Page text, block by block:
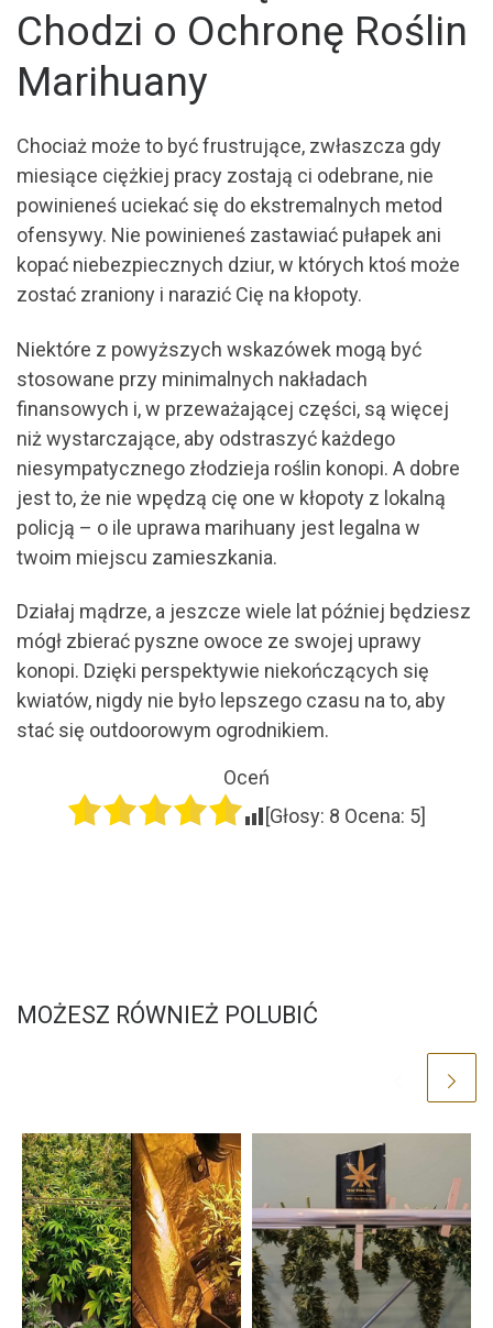
Chodzi o Ochronę Roślin
Marihuany
Chociaż może to być frustrujące, zwłaszcza gdy
miesiące ciężkiej pracy zostają ci odebrane, nie
powinieneś uciekać się do ekstremalnych metod
ofensywy. Nie powinieneś zastawiać pułapek ani
kopać niebezpiecznych dziur, w których ktoś może
zostać zraniony i narazić Cię na kłopoty.
Niektóre z powyższych wskazówek mogą być
stosowane przy minimalnych nakładach
finansowych i, w przeważającej części, są więcej
niż wystarczające, aby odstraszyć każdego
niesympatycznego złodzieja roślin konopi. A dobre
jest to, że nie wpędzą cię one w kłopoty z lokalną
policją – o ile uprawa marihuany jest legalna w
twoim miejscu zamieszkania.
Działaj mądrze, a jeszcze wiele lat później będziesz
mógł zbierać pyszne owoce ze swojej uprawy
konopi. Dzięki perspektywie niekończących się
kwiatów, nigdy nie było lepszego czasu na to, aby
stać się outdoorowym ogrodnikiem.
Oceń
[Głosy: 8 Ocena: 5]
MOŻESZ RÓWNIEŻ POLUBIĆ